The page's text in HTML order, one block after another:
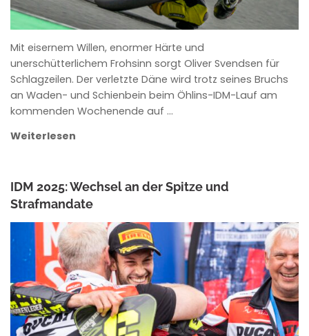
Mit eisernem Willen, enormer Härte und
unerschütterlichem Frohsinn sorgt Oliver Svendsen für
Schlagzeilen. Der verletzte Däne wird trotz seines Bruchs
an Waden- und Schienbein beim Öhlins-IDM-Lauf am
kommenden Wochenende auf …
Weiterlesen
IDM 2025: Wechsel an der Spitze und
Strafmandate
ANKE WIECZOREK